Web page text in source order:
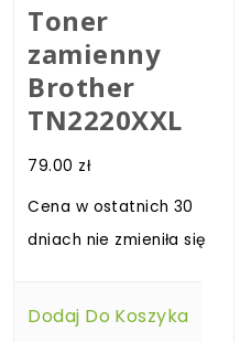
Toner
zamienny
Brother
TN2220XXL
79.00 zł
Cena w ostatnich 30
dniach nie zmieniła się
Dodaj Do Koszyka